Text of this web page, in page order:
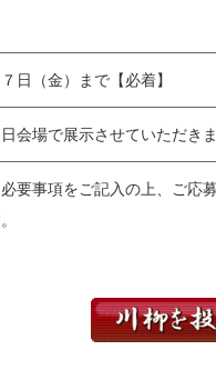
日（金）まで【必着】
会場で展示させていただきま
要事項をご記入の上、ご応